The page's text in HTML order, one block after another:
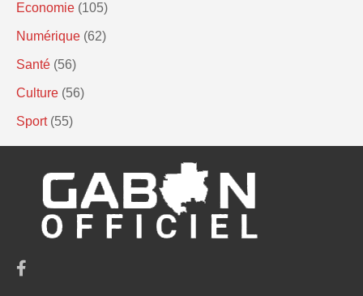
Economie (105)
Numérique (62)
Santé (56)
Culture (56)
Sport (55)